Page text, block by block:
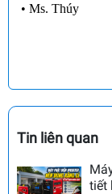
• Ms. Thúy
Tin liên quan
tiết